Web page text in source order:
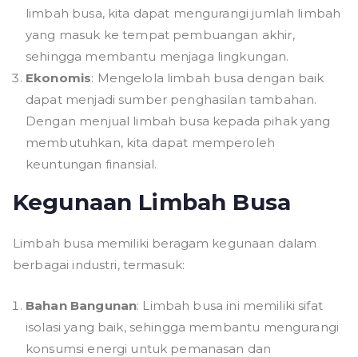
limbah busa, kita dapat mengurangi jumlah limbah
yang masuk ke tempat pembuangan akhir,
sehingga membantu menjaga lingkungan.
Ekonomis: Mengelola limbah busa dengan baik
dapat menjadi sumber penghasilan tambahan.
Dengan menjual limbah busa kepada pihak yang
membutuhkan, kita dapat memperoleh
keuntungan finansial.
Kegunaan Limbah Busa
Limbah busa memiliki beragam kegunaan dalam
berbagai industri, termasuk:
Bahan Bangunan: Limbah busa ini memiliki sifat
isolasi yang baik, sehingga membantu mengurangi
konsumsi energi untuk pemanasan dan